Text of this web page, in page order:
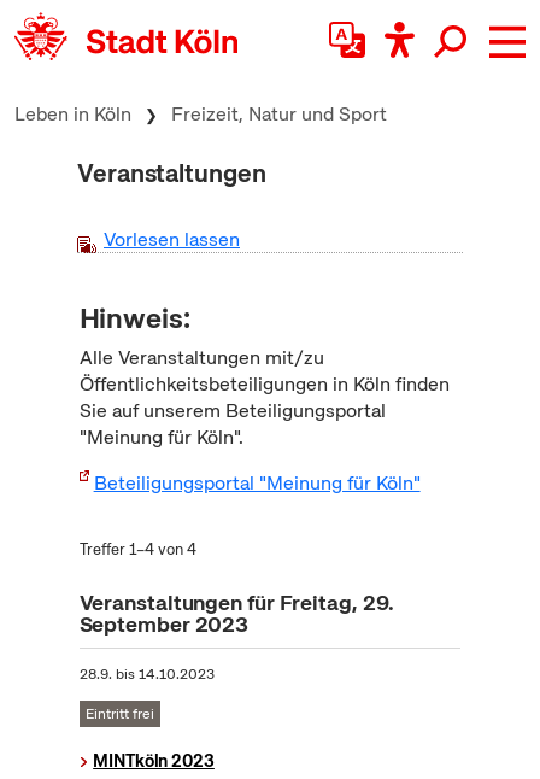
zum Inhalt springen
Leben in Köln Freizeit, Natur und Sport
Veranstaltungen
Vorlesen lassen
Hinweis:
Alle Veranstaltungen mit/zu
Öffentlichkeitsbeteiligungen in Köln finden
Sie auf unserem Beteiligungsportal
"Meinung für Köln".
Beteiligungsportal "Meinung für Köln"
Treffer 1–4 von 4
Veranstaltungen für Freitag, 29.
September 2023
28.9. bis14.10.2023
Eintritt frei
MINTköln 2023